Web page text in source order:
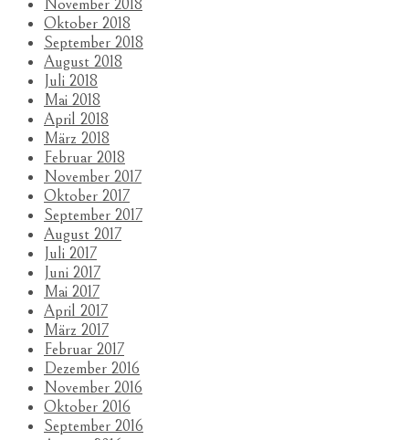
November 2018
Oktober 2018
September 2018
August 2018
Juli 2018
Mai 2018
April 2018
März 2018
Februar 2018
November 2017
Oktober 2017
September 2017
August 2017
Juli 2017
Juni 2017
Mai 2017
April 2017
März 2017
Februar 2017
Dezember 2016
November 2016
Oktober 2016
September 2016